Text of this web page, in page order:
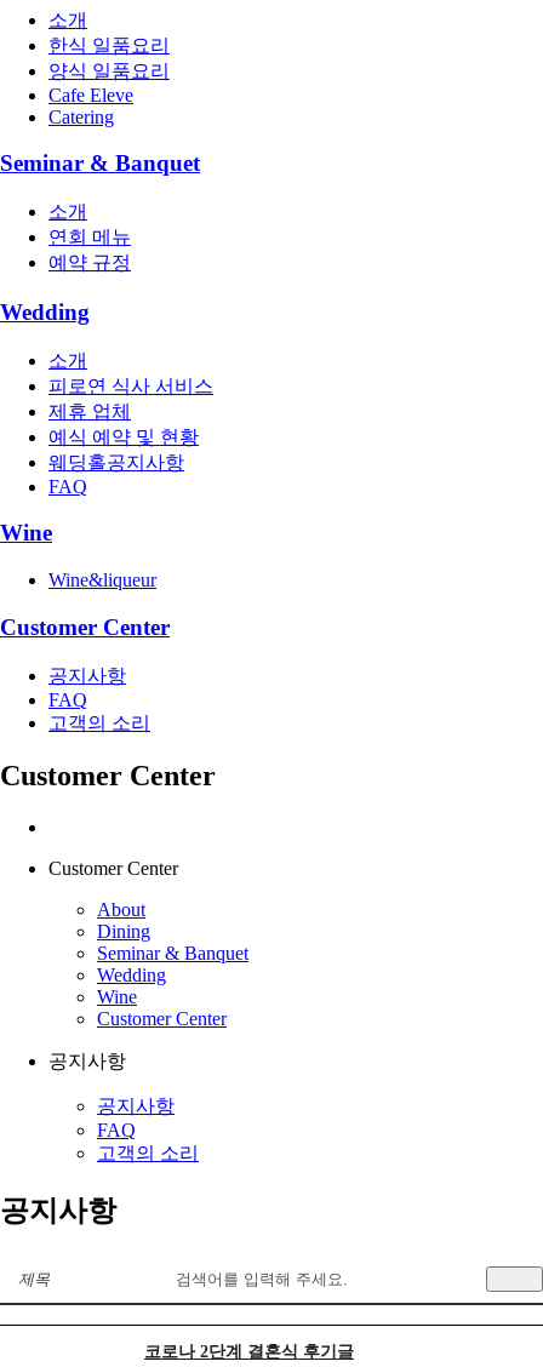
소개
한식 일품요리
양식 일품요리
Cafe Eleve
Catering
Seminar & Banquet
소개
연회 메뉴
예약 규정
Wedding
소개
피로연 식사 서비스
제휴 업체
예식 예약 및 현황
웨딩홀공지사항
FAQ
Wine
Wine&liqueur
Customer Center
공지사항
FAQ
고객의 소리
Customer Center
Customer Center
About
Dining
Seminar & Banquet
Wedding
Wine
Customer Center
공지사항
공지사항
FAQ
고객의 소리
공지사항
제목
코로나 2단계 결혼식 후기글